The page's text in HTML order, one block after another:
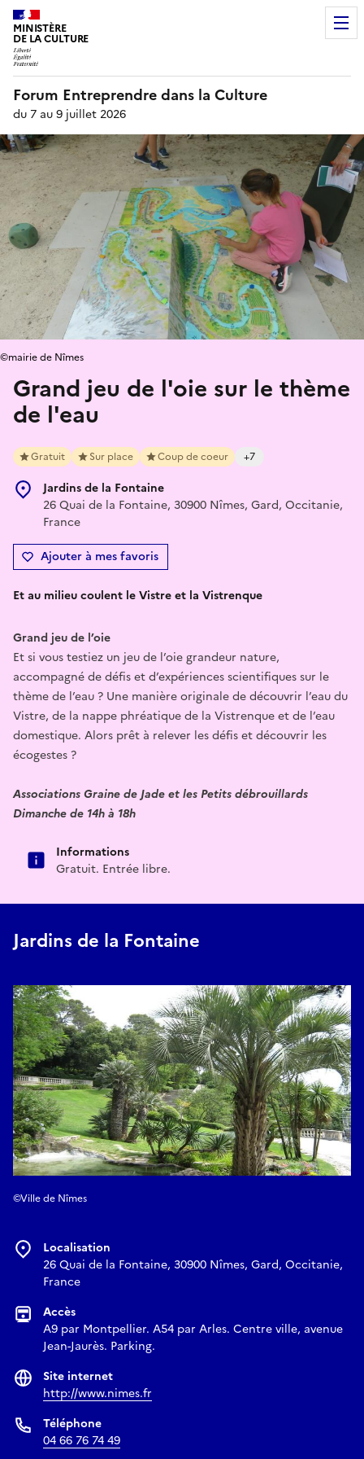
MINISTÈRE
DE LA CULTURE
Forum Entreprendre dans la Culture
du 7 au 9 juillet 2026
Grand jeu de l'oie sur le thème
de l'eau
Gratuit Sur place Coup de coeur +7
Jardins de la Fontaine
26 Quai de la Fontaine, 30900 Nîmes, Gard, Occitanie,
France
Ajouter à mes favoris
©mairie de Nîmes
Et au milieu coulent le Vistre et la Vistrenque
Grand jeu de l’oie
Et si vous testiez un jeu de l’oie grandeur nature,
accompagné de défis et d’expériences scientifiques sur le
thème de l’eau ? Une manière originale de découvrir l’eau du
Vistre, de la nappe phréatique de la Vistrenque et de l’eau
domestique. Alors prêt à relever les défis et découvrir les
écogestes ?
Associations Graine de Jade et les Petits débrouillards
Dimanche de 14h à 18h
Informations
Gratuit. Entrée libre.
Jardins de la Fontaine
©Ville de Nîmes
Localisation
26 Quai de la Fontaine, 30900 Nîmes, Gard, Occitanie,
France
Accès
A9 par Montpellier. A54 par Arles. Centre ville, avenue
Jean-Jaurès. Parking.
Site internet
http://www.nimes.fr
Téléphone
04 66 76 74 49